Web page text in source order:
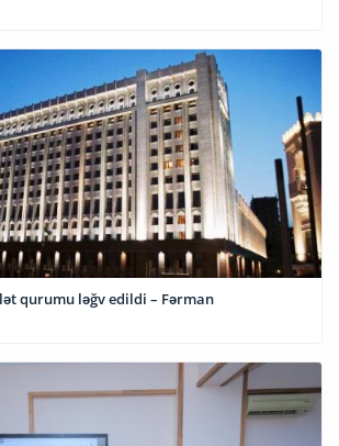
qurumu ləğv edildi – Fərman